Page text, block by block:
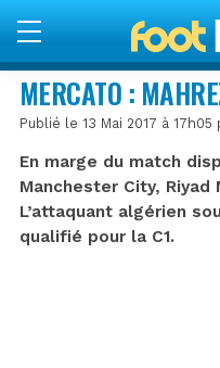
MERCATO :
Publié le 13 Mai 2017 à 17h05
En marge du match
Manchester City, Riyad
L’attaquant algérien
qualifié pour la C1.